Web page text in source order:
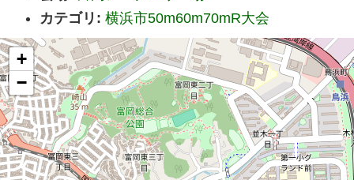
カテゴリ: 横浜市50m60m70mR大会
+
−